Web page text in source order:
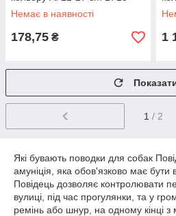
mm
Немає в наявності
178,75 ₴
mm
1
1 / 2
Які бувають поводки для собак
амуніція, яка обов'язково має бути
Повідець дозволяє контролювати
вулиці, під час прогулянки, та у
ремінь або шнур, на одному кінці з